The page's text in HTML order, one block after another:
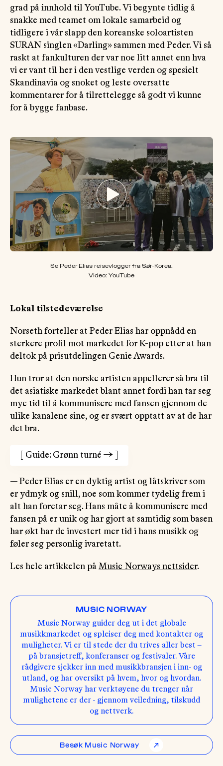
grad på innhold til YouTube. Vi begynte tidlig å
snakke med teamet om lokale samarbeid og
tidligere i vår slapp den koreanske soloartisten
SURAN singlen «Darling» sammen med Peder. Vi så
raskt at fankulturen der var noe litt annet enn hva
vi er vant til her i den vestlige verden og spesielt
Skandinavia og snoket og leste oversatte
kommentarer for å tilrettelegge så godt vi kunne
for å bygge fanbase.
Se Peder Elias reisevlogger fra Sør-Korea.
Video: YouTube
Lokal tilstedeværelse
Norseth forteller at Peder Elias har oppnådd en
sterkere profil mot markedet for K-pop etter at han
deltok på prisutdelingen Genie Awards.
Hun tror at den norske artisten appellerer så bra til
det asiatiske markedet blant annet fordi han tar seg
mye tid til å kommunisere med fansen gjennom de
ulike kanalene sine, og er svært opptatt av at de har
det bra.
Guide: Grønn turné →
— Peder Elias er en dyktig artist og låtskriver som
er ydmyk og snill, noe som kommer tydelig frem i
alt han foretar seg. Hans måte å kommunisere med
fansen på er unik og har gjort at samtidig som basen
har økt har de investert mer tid i hans musikk og
føler seg personlig ivaretatt.
Les hele artikkelen på Music Norways nettsider.
MUSIC NORWAY
Music Norway guider deg ut i det globale
musikkmarkedet og spleiser deg med kontakter og
muligheter. Vi er til stede der du trives aller best –
på bransjetreff, konferanser og festivaler. Våre
rådgivere sjekker inn med musikkbransjen i inn- og
utland, og har oversikt på hvem, hvor og hvordan.
Music Norway har verktøyene du trenger når
mulighetene er der - gjennom veiledning, tilskudd
og nettverk.
Besøk Music Norway ↗